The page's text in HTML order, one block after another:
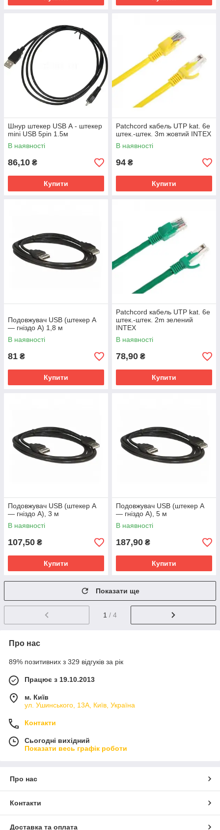
Шнур штекер USB А - штекер
mini USB 5pin 1.5м
В наявності
86,10 ₴
Купити
Patchcord кабель UTP kat. 6e
штек.-штек. 3m жовтий INTEX
В наявності
94 ₴
Купити
Подовжувач USB (штекер A
— гніздо А) 1,8 м
В наявності
81 ₴
Купити
Patchcord кабель UTP kat. 6e
штек.-штек. 2m зелений
INTEX
В наявності
78,90 ₴
Купити
Подовжувач USB (штекер A
— гніздо А), 3 м
В наявності
107,50 ₴
Купити
Подовжувач USB (штекер A
— гніздо А), 5 м
В наявності
187,90 ₴
Купити
Показати ще
1 / 4
Про нас
89% позитивних з 329 відгуків за рік
Працює з 19.10.2013
м. Київ
ул. Ушинського, 13А, Київ, Україна
Контакти
Сьогодні вихідний
Показати весь графік роботи
Про нас
Контакти
Доставка та оплата